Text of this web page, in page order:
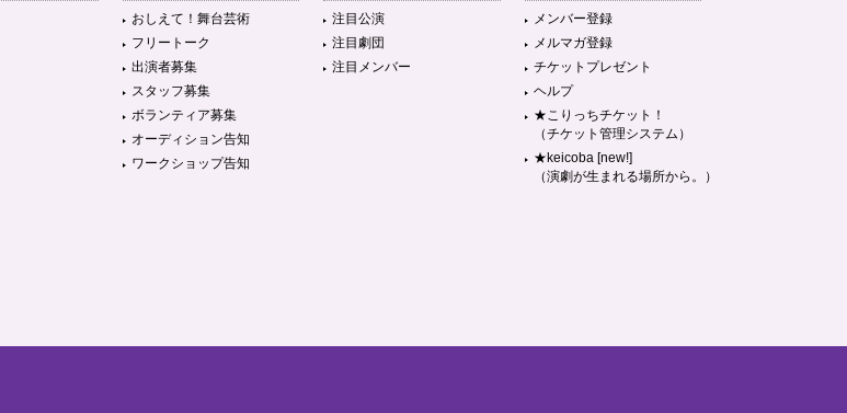
おしえて！舞台芸術
フリートーク
出演者募集
スタッフ募集
ボランティア募集
オーディション告知
ワークショップ告知
注目公演
注目劇団
注目メンバー
メンバー登録
メルマガ登録
チケットプレゼント
ヘルプ
★こりっちチケット！
（チケット管理システム）
★keicoba [new!]
（演劇が生まれる場所から。）